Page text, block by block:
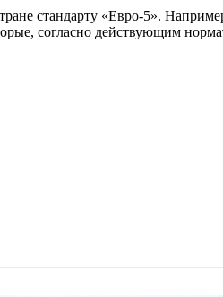
стандарту «Евро-5».
согласно действующим